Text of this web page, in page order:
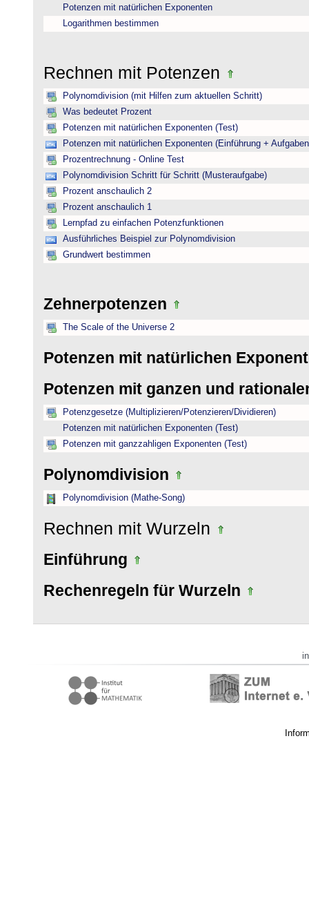
Potenzen mit natürlichen Exponenten
Logarithmen bestimmen
Rechnen mit Potenzen
Polynomdivision (mit Hilfen zum aktuellen Schritt)
Was bedeutet Prozent
Potenzen mit natürlichen Exponenten (Test)
Potenzen mit natürlichen Exponenten (Einführung +
Prozentrechnung - Online Test
Polynomdivision Schritt für Schritt (Musteraufgabe)
Prozent anschaulich 2
Prozent anschaulich 1
Lernpfad zu einfachen Potenzfunktionen
Ausführliches Beispiel zur Polynomdivision
Grundwert bestimmen
Zehnerpotenzen
The Scale of the Universe 2
Potenzen mit natürlichen
Potenzen mit ganzen und
Potenzgesetze (Multiplizieren/Potenzieren/Dividieren)
Potenzen mit natürlichen Exponenten (Test)
Potenzen mit ganzzahligen Exponenten (Test)
Polynomdivision
Polynomdivision (Mathe-Song)
Rechnen mit Wurzeln
Einführung
Rechenregeln für Wurzeln